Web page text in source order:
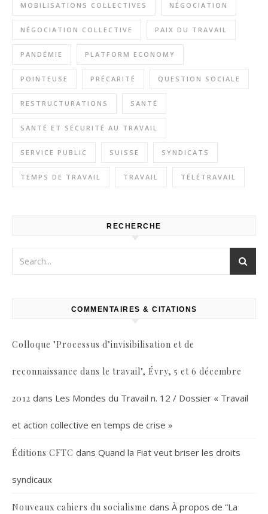
MOBILISATIONS COLLECTIVES NÉGOCIATION
NÉGOCIATION COLLECTIVE PAIX DU TRAVAIL
PANDÉMIE PLATFORM ECONOMY
POINTEUSE PRÉCARITÉ QUESTION SOCIALE
RESTRUCTURATIONS SANTÉ
SANTÉ ET SÉCURITÉ AU TRAVAIL
SERVICE PUBLIC SUISSE SYNDICATS
TEMPS DE TRAVAIL TRAVAIL TÉLÉTRAVAIL
RECHERCHE
COMMENTAIRES & CITATIONS
Colloque "Processus d’invisibilisation et de
reconnaissance dans le travail", Évry, 5 et 6 décembre
2012 dans Les Mondes du Travail n. 12 / Dossier « Travail
et action collective en temps de crise »
Éditions CFTC dans Quand la Fiat veut briser les droits
syndicaux
Nouveaux cahiers du socialisme dans À propos de “La